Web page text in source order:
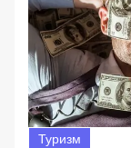
Туризм